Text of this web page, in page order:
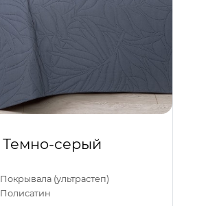
Темно-серый
Покрывала (ультрастеп)
Полисатин